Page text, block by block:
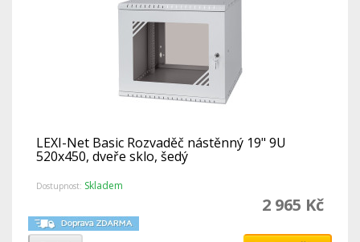
LEXI-Net Basic Rozvaděč nástěnný 19" 9U
520x450, dveře sklo, šedý
Dostupnost: Skladem
2 965 Kč